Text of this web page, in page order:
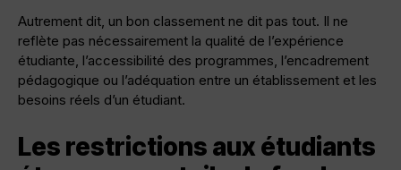
Autrement dit, un bon classement ne dit pas tout. Il ne
reflète pas nécessairement la qualité de l’expérience
étudiante, l’accessibilité des programmes, l’encadrement
pédagogique ou l’adéquation entre un établissement et les
besoins réels d’un étudiant.
Les restrictions aux étudiants